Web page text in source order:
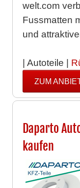
welt.com
Fussmatten
und
| Autoteile |
ZUM
Daparto
kaufen